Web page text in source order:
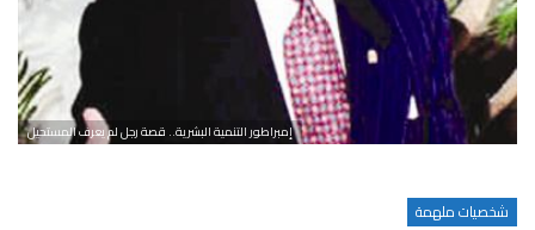
إمبراطور التنمية البشرية.. قصة رجل لم يعرف المستحيل
شخصيات ملهمة